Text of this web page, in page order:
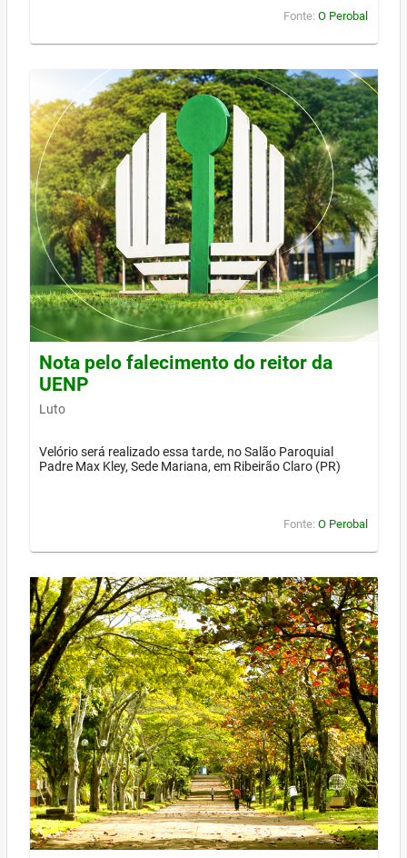
Fonte: O Perobal
Nota pelo falecimento do reitor da
UENP
Luto
Velório será realizado essa tarde, no Salão Paroquial
Padre Max Kley, Sede Mariana, em Ribeirão Claro (PR)
Fonte: O Perobal